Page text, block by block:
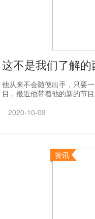
这不是我们了解
他从来不会随便出手，只要
目，最近他带着他的新的节
2020-10-09
资讯